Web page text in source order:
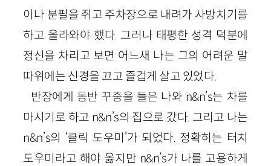
이나 분필을 쥐고 주차장으로 내려가 사방치기를
하고 올라와야 했다. 그러나 태평한 성격 덕분에
정신을 차리고 보면 어느새 나는 그의 어려운 말
따위에는 신경을 끄고 즐겁게 살고 있었다.
반장에게 동반 꾸중을 들은 나와 n&n’s는 차를
마시기로 하고 n&n’s의 집으로 갔다. 그리고 나는
n&n’s의 ‘클릭 도우미’가 되었다. 정확히는 터치
도우미라고 해야 옳지만 n&n’s가 나를 고용하게